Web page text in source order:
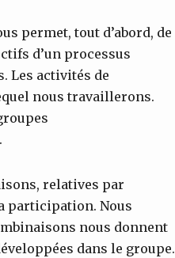
permet, tout d’abord, de
d’un processus
Les activités de
nous travaillerons.
relatives par
participation. Nous
nous donnent
dans le groupe.